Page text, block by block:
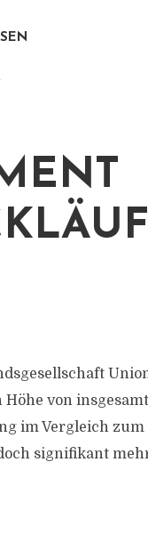
von
im Vergleich zum
signifikant